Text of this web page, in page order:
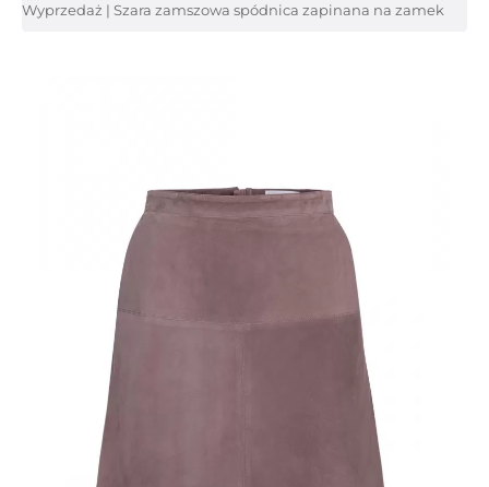
Wyprzedaż | Szara zamszowa spódnica zapinana na zamek